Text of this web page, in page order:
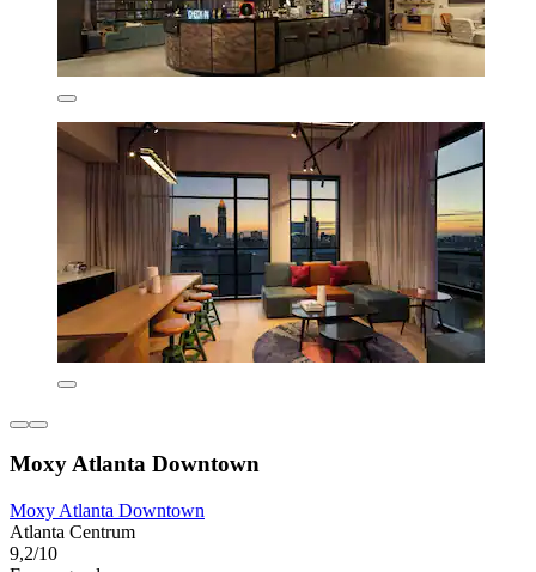
Moxy Atlanta Downtown
Moxy Atlanta Downtown
Atlanta Centrum
9,2/10